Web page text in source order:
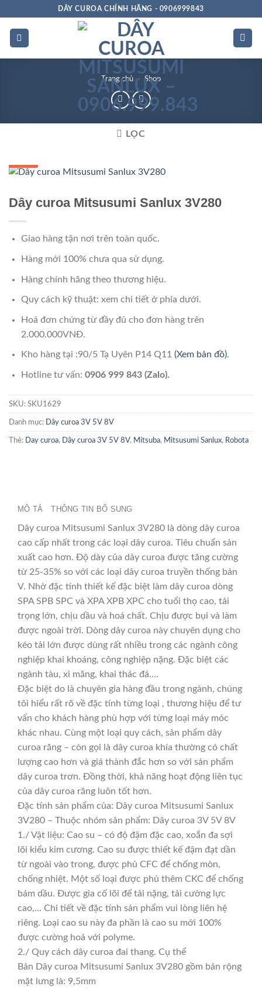
dung
DÂY CUROA CHÍNH HÃNG - 0906999843
Trang chủ » Shop
LỌC
Dây curoa Mitsusumi Sanlux 3V280
Giao hàng tận nơi trên toàn quốc.
Hàng mới 100% chưa qua sử dụng.
Hàng chính hãng theo thương hiệu.
Quy cách kỹ thuật: xem chi tiết ở phía dưới.
Hoá đơn chứng từ đầy đủ cho đơn hàng trên
2.000.000VNĐ.
Kho hàng tại :90/5 Tạ Uyên P14 Q11 (Xem bản đồ).
Hotline tư vấn: 0906 999 843 (Zalo).
SKU: SKU1629
Danh mục: Dây curoa 3V 5V 8V
Thẻ: Day curoa, Dây curoa 3V 5V 8V, Mitsuba, Mitsusumi Sanlux, Robota
MÔ TẢ THÔNG TIN BỔ SUNG
Dây curoa Mitsusumi Sanlux 3V280 là dòng dây curoa
cao cấp nhất trong các loại dây curoa. Tiêu chuẩn sản
xuất cao hơn. Độ dày của dây curoa được tăng cường
từ 25-35% so với các loại dây curoa truyền thống bản
V. Nhờ đặc tính thiết kế đặc biệt làm dây curoa dòng
SPA SPB SPC và XPA XPB XPC cho tuổi thọ cao, tải
trọng lớn, chịu dầu và hoá chất. Chịu được bụi và làm
được ngoài trời. Dòng dây curoa này chuyên dụng cho
kéo tải lớn được dùng rất nhiều trong các ngành công
nghiệp khai khoáng, công nghiệp nặng. Đặc biệt các
ngành tàu, xi măng, khai thác đá….
Đặc biệt do là chuyên gia hàng đầu trong ngành, chúng
tôi hiểu rất rõ về đặc tính từng loại , thương hiệu để tư
vấn cho khách hàng phù hợp với từng loại máy móc
khác nhau. Cùng một loại quy cách, sản phẩm dây
curoa răng – còn gọi là dây curoa khía thường có chất
lượng cao hơn và giá thành đắc hơn so với sản phẩm
dây curoa trơn. Đồng thời, khả năng hoạt động liên tục
của dây curoa răng luôn tốt hơn.
Đặc tính sản phẩm của: Dây curoa Mitsusumi Sanlux
3V280 – Thuộc nhóm sản phẩm: Dây curoa 3V 5V 8V
1./ Vật liệu: Cao su – có độ đậm đặc cao, xoắn đa sợi
lõi kiểu kim cương. Cao su được thiết kế đậm đạt dần
từ ngoài vào trong, được phủ CFC để chống mòn,
chống nhiệt. Một số loại được phủ thêm CKC để chống
bám dầu. Được gia cố lõi để tải nặng, tải cường lực
cao,… Chi tiết về đặc tính sản phẩm vui lòng liên hệ
riêng. Loại cao su này đa phần là cao su mới 100%
được cường hoá với polyme.
2./ Quy cách dây curoa đai thang. Cụ thể
Bản Dây curoa Mitsusumi Sanlux 3V280 gồm bản rộng
mặt lưng là: 9,5mm